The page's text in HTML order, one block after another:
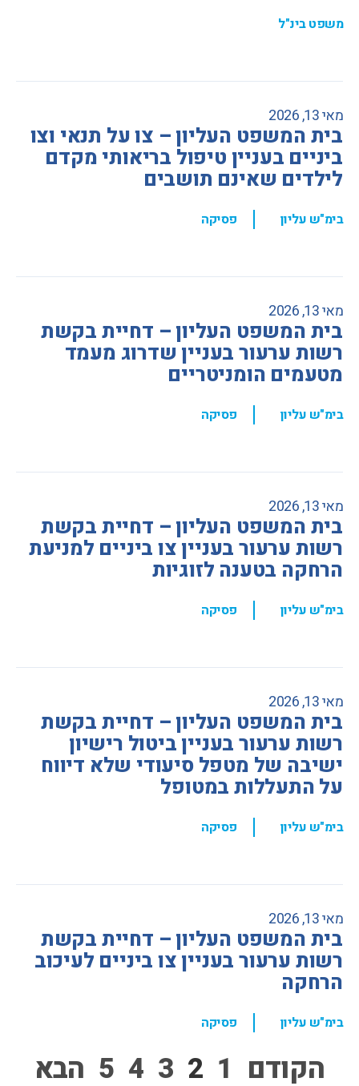
משפט בינ"ל
מאי 13, 2026
בית המשפט העליון – צו על תנאי וצו
ביניים בעניין טיפול בריאותי מקדם
לילדים שאינם תושבים
בימ"ש עליון , פסיקה
מאי 13, 2026
בית המשפט העליון – דחיית בקשת
רשות ערעור בעניין שדרוג מעמד
מטעמים הומניטריים
בימ"ש עליון , פסיקה
מאי 13, 2026
בית המשפט העליון – דחיית בקשת
רשות ערעור בעניין צו ביניים למניעת
הרחקה בטענה לזוגיות
בימ"ש עליון , פסיקה
מאי 13, 2026
בית המשפט העליון – דחיית בקשת
רשות ערעור בעניין ביטול רישיון
ישיבה של מטפל סיעודי שלא דיווח
על התעללות במטופל
בימ"ש עליון , פסיקה
מאי 13, 2026
בית המשפט העליון – דחיית בקשת
רשות ערעור בעניין צו ביניים לעיכוב
הרחקה
בימ"ש עליון , פסיקה
הקודם 1
2
3
4
5 הבא